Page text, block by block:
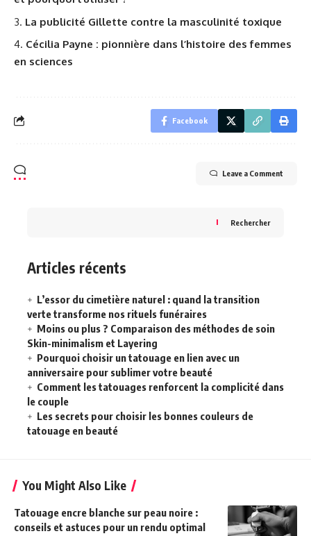
La publicité Gillette contre la masculinité toxique
Cécilia Payne : pionnière dans l’histoire des femmes
en sciences
Facebook
Leave a Comment
Rechercher
Articles récents
L’essor du cimetière naturel : quand la transition
verte transforme nos rituels funéraires
Moins ou plus ? Comparaison des méthodes de soin
Skin-minimalism et Layering
Pourquoi choisir un tatouage en lien avec un
anniversaire pour sublimer votre beauté
Comment les tatouages renforcent la complicité dans
le couple
Les secrets pour choisir les bonnes couleurs de
tatouage en beauté
You Might Also Like
Tatouage encre blanche sur peau noire :
conseils et astuces pour un rendu optimal